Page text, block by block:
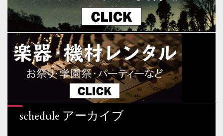
schedule アーカイブ